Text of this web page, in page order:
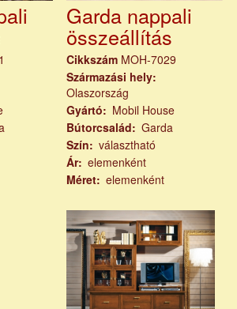
Garda nappali
összeállítás
Cikkszám MOH-7029
Származási hely
Olaszország
Gyártó
Mobil House
Bútorcsalád
Garda
Szín
választható
Ár
elemenként
Méret
elemenként